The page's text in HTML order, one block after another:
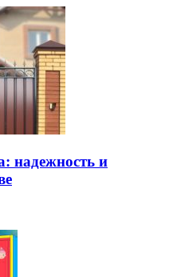
надежность и